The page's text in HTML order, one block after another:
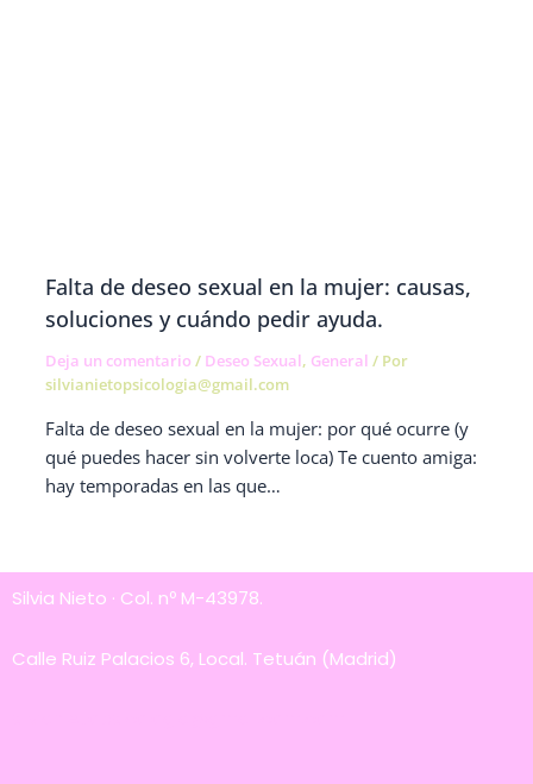
Falta de deseo sexual en la mujer: causas,
soluciones y cuándo pedir ayuda.
Deja un comentario / Deseo Sexual, General / Por
silvianietopsicologia@gmail.com
Falta de deseo sexual en la mujer: por qué ocurre (y
qué puedes hacer sin volverte loca) Te cuento amiga:
hay temporadas en las que…
Silvia Nieto · Col. nº M-43978.
Calle Ruiz Palacios 6, Local. Tetuán (Madrid)